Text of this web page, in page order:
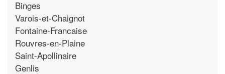
Binges
Varois-et-Chaignot
Fontaine-Francaise
Rouvres-en-Plaine
Saint-Apollinaire
Genlis